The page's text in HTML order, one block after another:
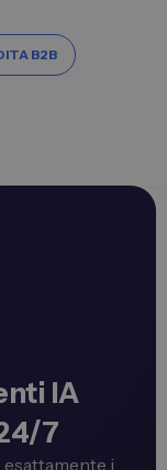
B2B
IA
7
esattamente i